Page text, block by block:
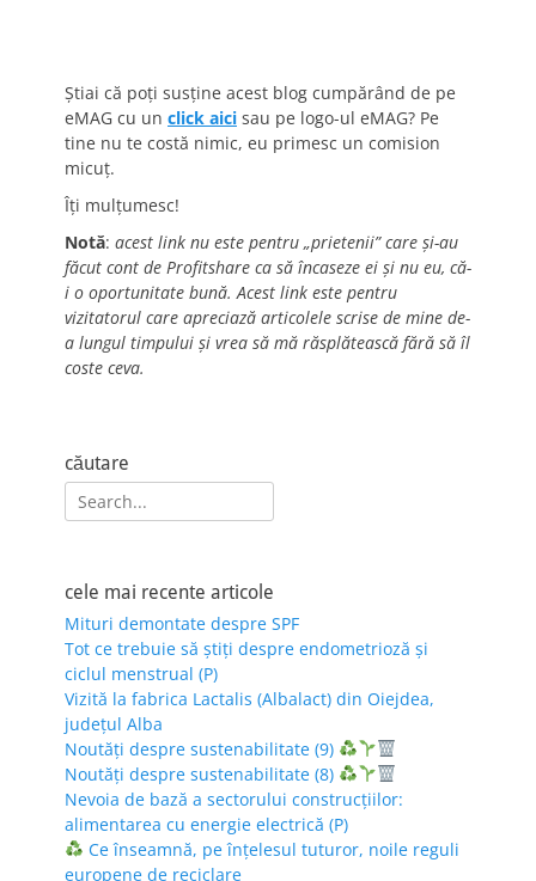
Știai că poți susține acest blog cumpărând de pe
eMAG cu un click aici sau pe logo-ul eMAG? Pe
tine nu te costă nimic, eu primesc un comision
micuț.
Îți mulțumesc!
Notă: acest link nu este pentru „prietenii” care și-au
făcut cont de Profitshare ca să încaseze ei și nu eu, că-
i o oportunitate bună. Acest link este pentru
vizitatorul care apreciază articolele scrise de mine de-
a lungul timpului și vrea să mă răsplătească fără să îl
coste ceva.
căutare
Search
for:
cele mai recente articole
Mituri demontate despre SPF
Tot ce trebuie să știți despre endometrioză și
ciclul menstrual (P)
Vizită la fabrica Lactalis (Albalact) din Oiejdea,
județul Alba
Noutăți despre sustenabilitate (9)
Noutăți despre sustenabilitate (8)
Nevoia de bază a sectorului construcțiilor:
alimentarea cu energie electrică (P)
Ce înseamnă, pe înțelesul tuturor, noile reguli
europene de reciclare